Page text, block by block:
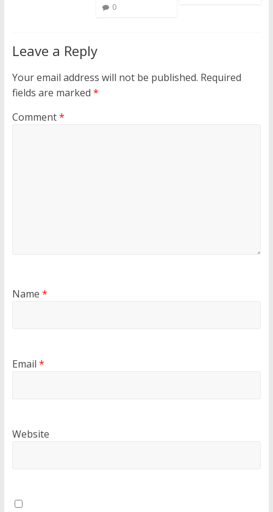
0
Leave a Reply
Your email address will not be published. Required
fields are marked *
Comment*
Name *
Email *
Website